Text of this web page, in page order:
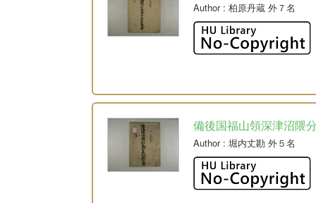
Author: 柏原丹蔵 外７名
備後国福山領深津沼隈
Author: 堀内丈勘 外５名